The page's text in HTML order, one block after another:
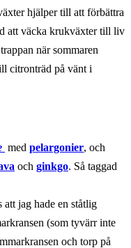
hjälper till att förbättra
att väcka krukväxter till liv
när sommaren
citronträd på vänt i
med pelargonier, och
och ginkgo. Så taggad
jag hade en ståtlig
(som tyvärr inte
och torp på